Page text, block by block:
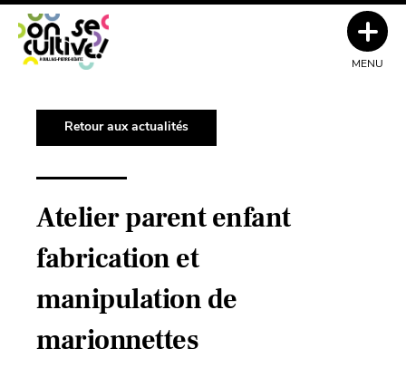
Retour aux actualités
Atelier parent enfant
fabrication et
manipulation de
marionnettes
MENU